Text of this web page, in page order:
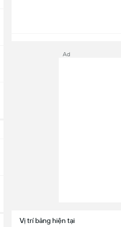
Vị trí bảng hiện tại
Ad